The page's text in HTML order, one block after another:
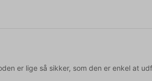
er lige så sikker, som den er enkel at